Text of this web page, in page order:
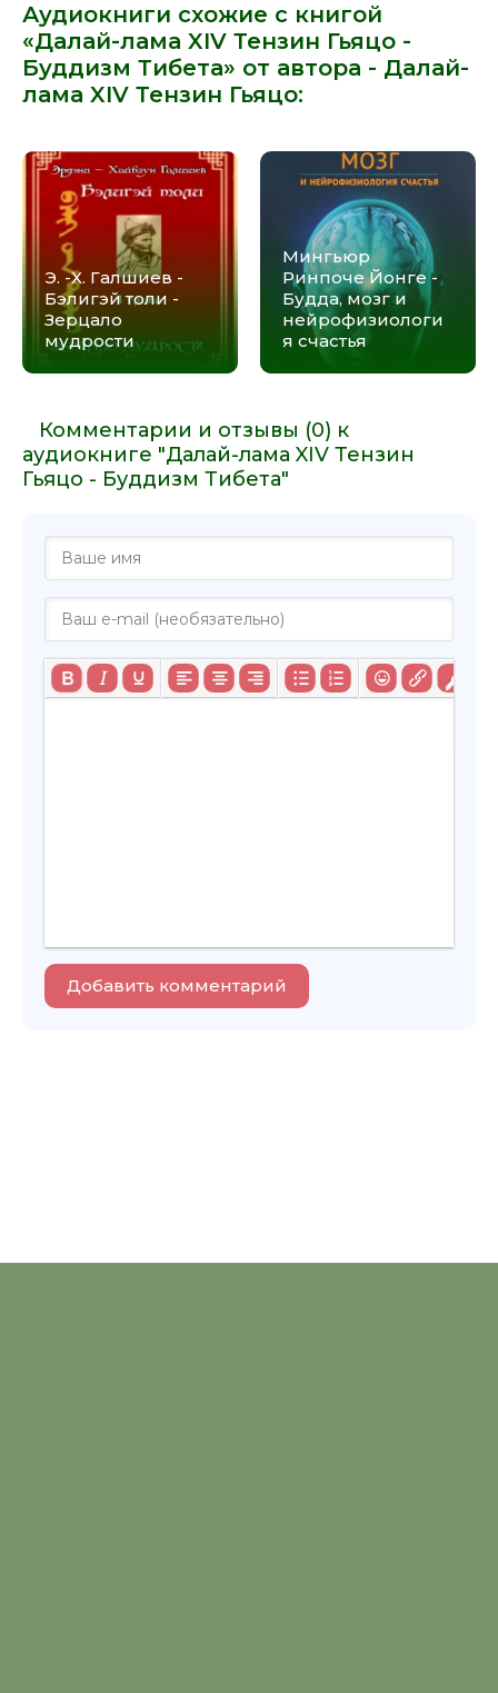
Аудиокниги схожие с книгой
«Далай-лама XIV Тензин Гьяцо -
Буддизм Тибета» от автора - Далай-
лама XIV Тензин Гьяцо:
Э. -Х. Галшиев -
Бэлигэй толи -
Зерцало
мудрости
Мингьюр
Ринпоче Йонге -
Будда, мозг и
нейрофизиологи
я счастья
Комментарии и отзывы (0) к
аудиокниге "Далай-лама XIV Тензин
Гьяцо - Буддизм Тибета"
Добавить комментарий